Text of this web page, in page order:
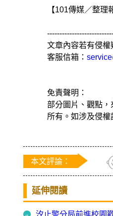
【101傳媒／整理
文章內容若有侵權
客服信箱：
免責聲明：
部分圖片、觀點
所有。如涉及侵權
本文評論：
延伸閱讀